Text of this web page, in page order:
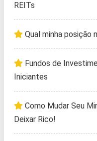
REITs
Qual minha posição
Fundos de
Iniciantes
Como Mudar Seu
Deixar Rico!